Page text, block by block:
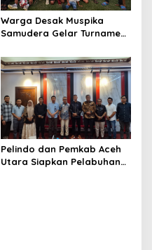
Warga Desak Muspika
Samudera Gelar Turnamen
Blang Kabu
Pelindo dan Pemkab Aceh
Utara Siapkan Pelabuhan